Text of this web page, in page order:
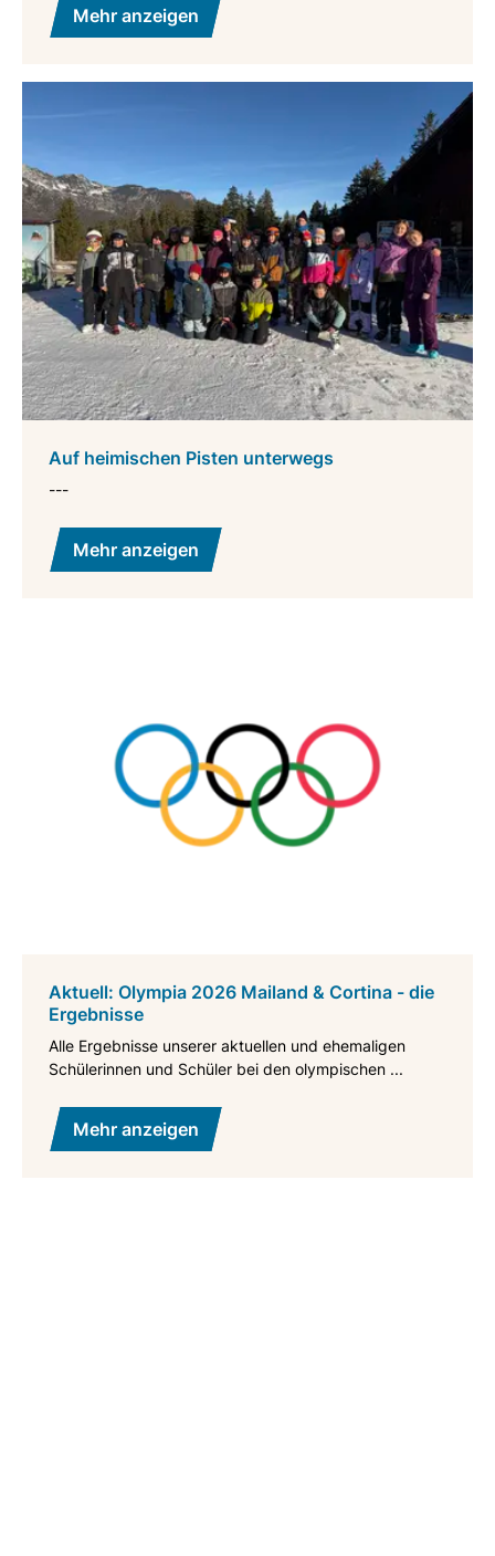
Mehr anzeigen
Auf heimischen Pisten unterwegs
---
Mehr anzeigen
Aktuell: Olympia 2026 Mailand & Cortina - die
Ergebnisse
Alle Ergebnisse unserer aktuellen und ehemaligen
Schülerinnen und Schüler bei den olympischen ...
Mehr anzeigen